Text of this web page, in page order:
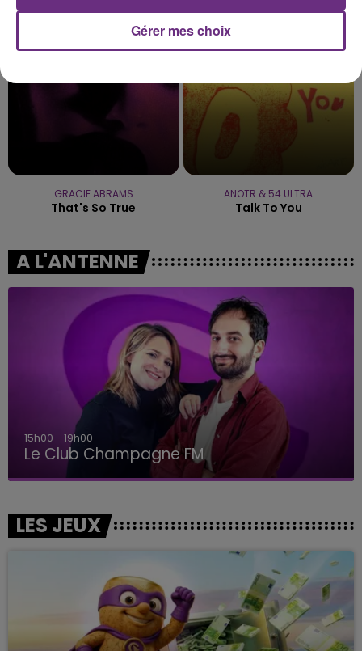
GRACIE ABRAMS
That's So True
6h49
6h49
ANOTR & 54 ULTRA
Talk To You
A L'ANTENNE
15h00 - 19h00
Le Club Champagne FM
LES JEUX
Gérer mes choix